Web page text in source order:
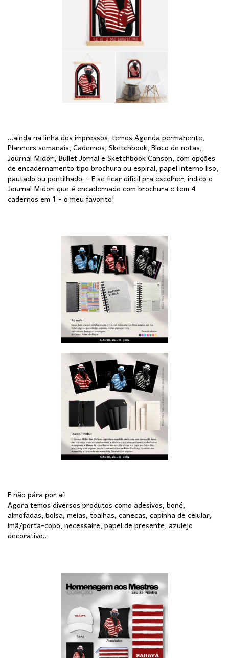
…ainda na linha dos impressos, temos Agenda permanente,
Planners semanais, Cadernos, Sketchbook, Bloco de notas,
Journal Midori, Bullet Jornal e Sketchbook Canson, com opções
de encadernamento tipo brochura ou espiral, papel interno liso,
pautado ou pontilhado. - E se ficar dificil pra escolher, indico o
Journal Midori que é encadernado com brochura e tem 4
cadernos em 1 - o meu favorito!
E não pára por aí!
Agora temos diversos produtos como adesivos, boné,
almofadas, bolsa, meias, toalhas, canecas, capinha de celular,
imã/porta-copo, necessaire, papel de presente, azulejo
decorativo…